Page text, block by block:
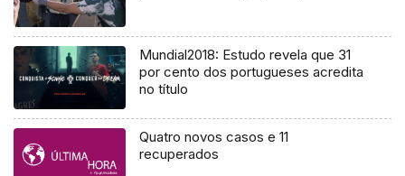
Mundial2018: Estudo revela que 31
por cento dos portugueses acredita
no título
Quatro novos casos e 11
recuperados